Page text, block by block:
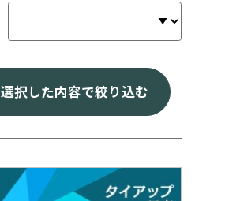
選択した内容で絞り込む